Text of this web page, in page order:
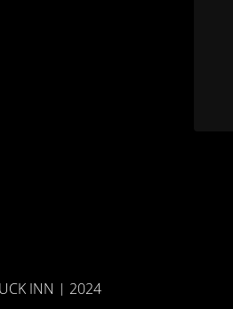
INN | 2024